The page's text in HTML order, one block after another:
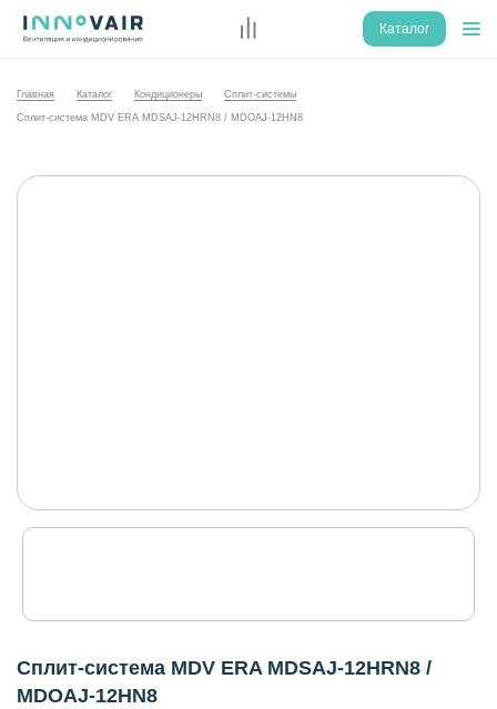
Каталог
Главная Каталог Кондиционеры Сплит-системы
Сплит-система MDV ERA MDSAJ-12HRN8 / MDOAJ-12HN8
Сплит-система MDV ERA MDSAJ-12HRN8 /
MDOAJ-12HN8